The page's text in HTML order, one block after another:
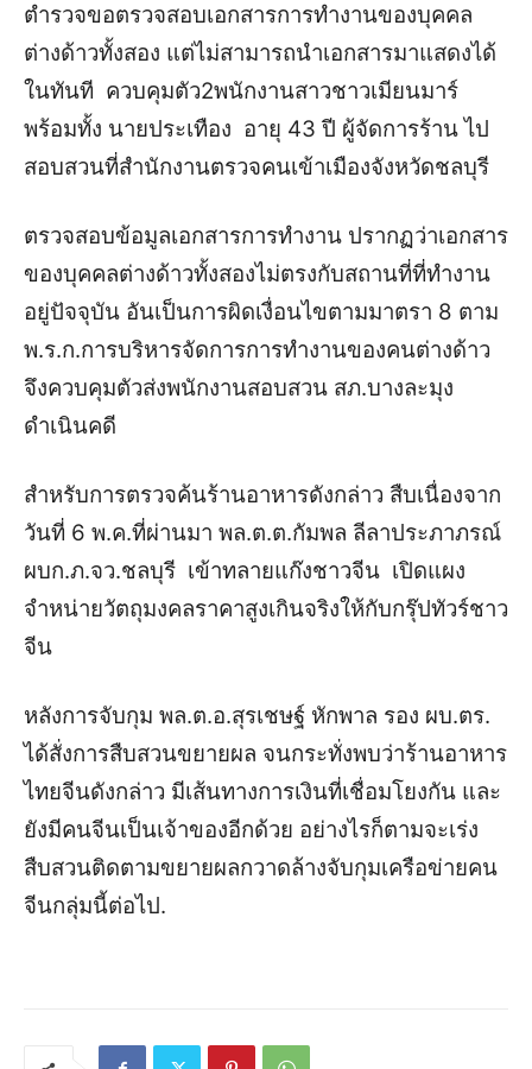
ตำรวจขอตรวจสอบเอกสารการทำงานของบุคคล
ต่างด้าวทั้งสอง แต่ไม่สามารถนำเอกสารมาแสดงได้
ในทันที ควบคุมตัว2พนักงานสาวชาวเมียนมาร์
พร้อมทั้ง นายประเทือง อายุ 43 ปี ผู้จัดการร้าน ไป
สอบสวนที่สำนักงานตรวจคนเข้าเมืองจังหวัดชลบุรี
ตรวจสอบข้อมูลเอกสารการทำงาน ปรากฏว่าเอกสาร
ของบุคคลต่างด้าวทั้งสองไม่ตรงกับสถานที่ที่ทำงาน
อยู่ปัจจุบัน อันเป็นการผิดเงื่อนไขตามมาตรา 8 ตาม
พ.ร.ก.การบริหารจัดการการทํางานของคนต่างด้าว
จึงควบคุมตัวส่งพนักงานสอบสวน สภ.บางละมุง
ดำเนินคดี
สำหรับการตรวจค้นร้านอาหารดังกล่าว สืบเนื่องจาก
วันที่ 6 พ.ค.ที่ผ่านมา พล.ต.ต.กัมพล ลีลาประภาภรณ์
ผบก.ภ.จว.ชลบุรี เข้าทลายแก๊งชาวจีน เปิดแผง
จำหน่ายวัตถุมงคลราคาสูงเกินจริงให้กับกรุ๊ปทัวร์ชาว
จีน
หลังการจับกุม พล.ต.อ.สุรเชษฐ์ หักพาล รอง ผบ.ตร.
ได้สั่งการสืบสวนขยายผล จนกระทั่งพบว่าร้านอาหาร
ไทยจีนดังกล่าว มีเส้นทางการเงินที่เชื่อมโยงกัน และ
ยังมีคนจีนเป็นเจ้าของอีกด้วย อย่างไรก็ตามจะเร่ง
สืบสวนติดตามขยายผลกวาดล้างจับกุมเครือข่ายคน
จีนกลุ่มนี้ต่อไป.